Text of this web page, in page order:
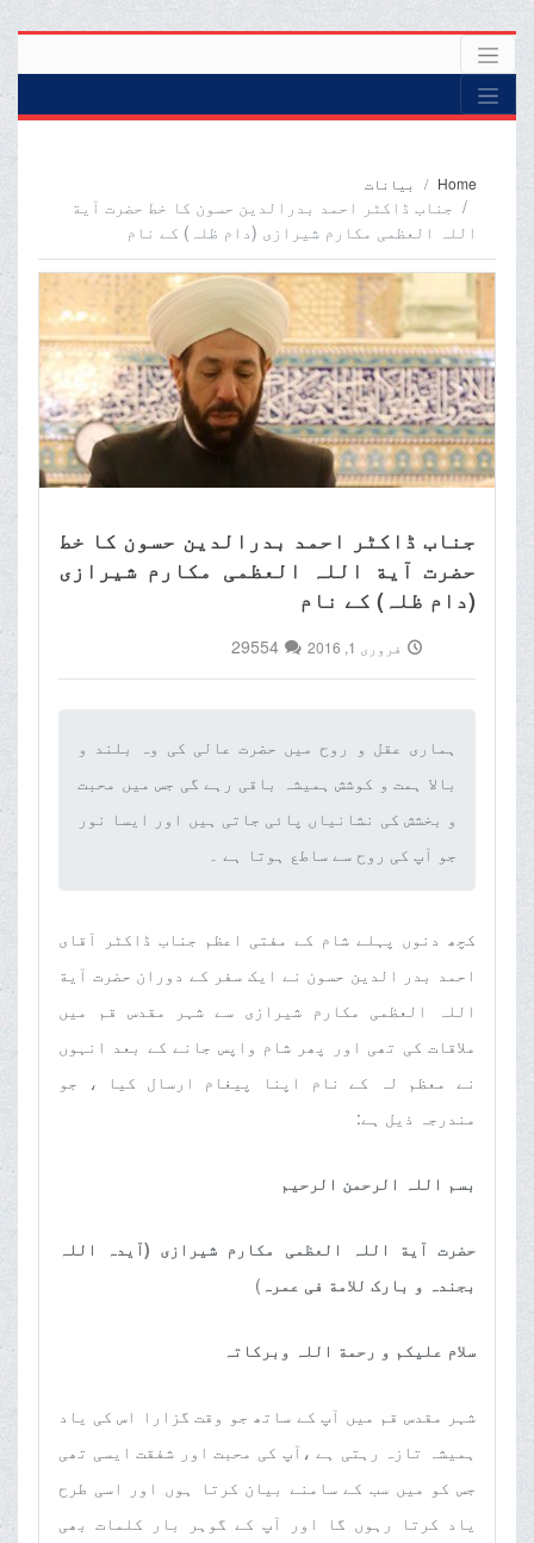
Home بیانات
جناب ڈاکٹر احمد بدرالدین حسون کا خط حضرت آیة
اللہ العظمی مکارم شیرازی (دام ظلہ) کے نام
جناب ڈاکٹر احمد بدرالدین حسون کا خط
حضرت آیة اللہ العظمی مکارم شیرازی
(دام ظلہ) کے نام
فروری 1, 2016 29554
ہماری عقل و روح میں حضرت عالی کی وہ بلند و
بالا ہمت و کوشش ہمیشہ باقی رہے گی جس میں محبت
و بخشش کی نشانیاں پائی جاتی ہیں اور ایسا نور
جو آپ کی روح سے ساطع ہوتا ہے ۔‌
کچھ دنوں پہلے شام کے مفتی اعظم جناب ڈاکٹر آقای
احمد بدر الدین حسون نے ایک سفر کے دوران حضرت آیة
اللہ العظمی مکارم شیرازی سے شہر مقدس قم میں
ملاقات کی تھی اور پھر شام واپس جانے کے بعد انہوں
نے معظم لہ کے نام اپنا پیغام ارسال کیا ، جو
مندرجہ ذیل ہے:
بسم اللہ الرحمن الرحیم
حضرت آیة اللہ العظمی مکارم شیرازی (آیدہ اللہ
بجندہ و بارک للامة فی عمرہ (
سلام علیکم و رحمة اللہ وبرکاتہ
شہر مقدس قم میں آپ کے ساتھ جو وقت گزارا اس کی یاد
ہمیشہ تازہ رہتی ہے ،آپ کی محبت اور شفقت ایسی تھی
جس کو میں سب کے سامنے بیان کرتا ہوں اور اسی طرح
یاد کرتا رہوں گا اور آپ کے گوہر بار کلمات بھی